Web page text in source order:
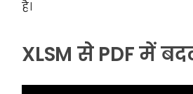
है।
XLSM से PDF में